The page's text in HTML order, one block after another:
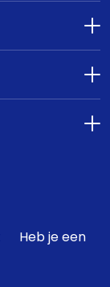
Heb je een